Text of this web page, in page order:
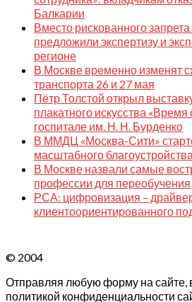
Балкарии
Вместо рискованного
предложили экспертизу и
регионе
В Москве временно изменят
транспорта 26 и 27 мая
Пётр Толстой открыл
плакатного искусства
госпитале им. Н. Н. Бурденко
В ММДЦ «Москва-Сити»
масштабного
В Москве назвали самые
профессии для переобучения
РСА: цифровизация –
клиентоориентированного
© 2004
Отправляя любую форму на сайте,
политикой конфиденциальности